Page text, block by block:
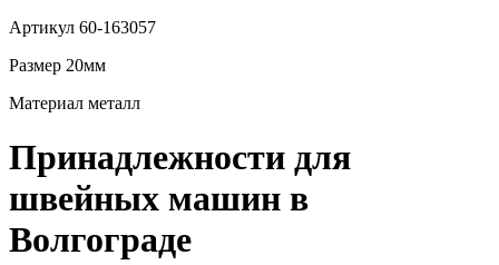
Артикул 60-163057
Размер 20мм
Материал металл
Принадлежности для
швейных машин в
Волгограде